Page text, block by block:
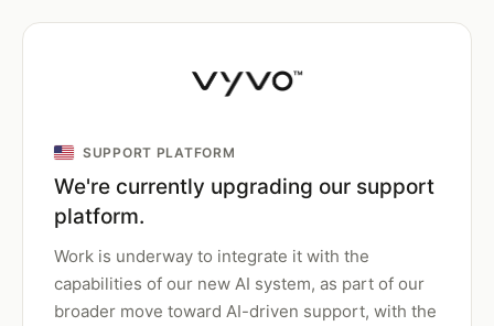
SUPPORT PLATFORM
We're currently upgrading our support
platform.
Work is underway to integrate it with the
capabilities of our new AI system, as part of our
broader move toward AI-driven support, with the